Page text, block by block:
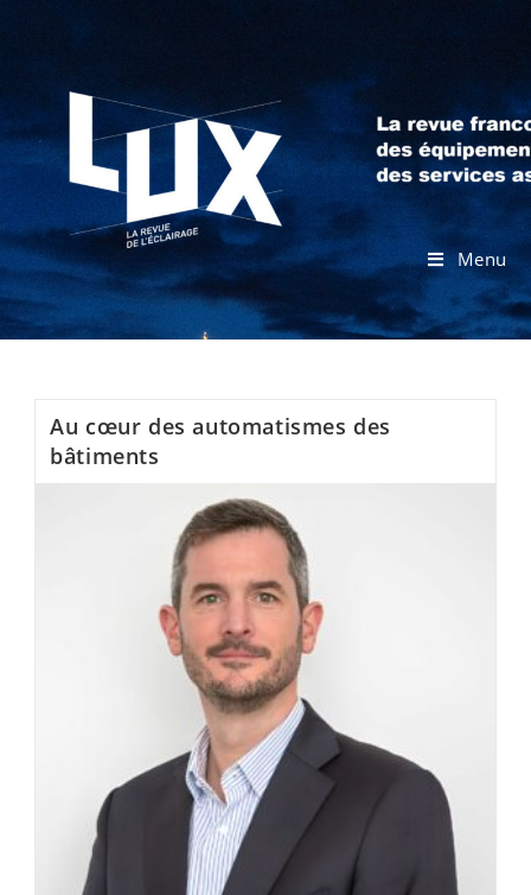
Menu
Au cœur des automatismes des
bâtiments